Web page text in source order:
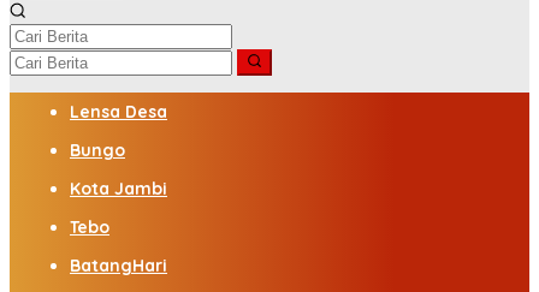
Lensa Desa
Bungo
Kota Jambi
Tebo
BatangHari